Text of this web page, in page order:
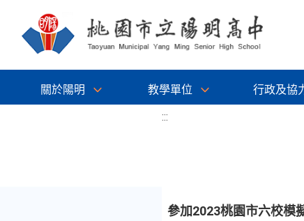
關於陽明 教學單位 行政及協
:::
參加2023桃園市六校模